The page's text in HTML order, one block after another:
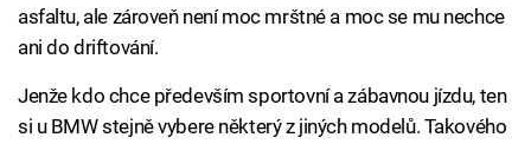
asfaltu, ale zároveň není moc mrštné a moc se mu nechce
ani do driftování.
Jenže kdo chce především sportovní a zábavnou jízdu, ten
si u BMW stejně vybere některý z jiných modelů. Takového